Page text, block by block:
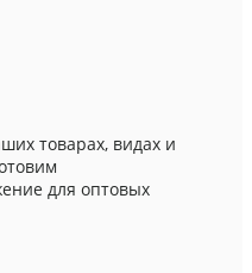
товарах, видах и
для оптовых